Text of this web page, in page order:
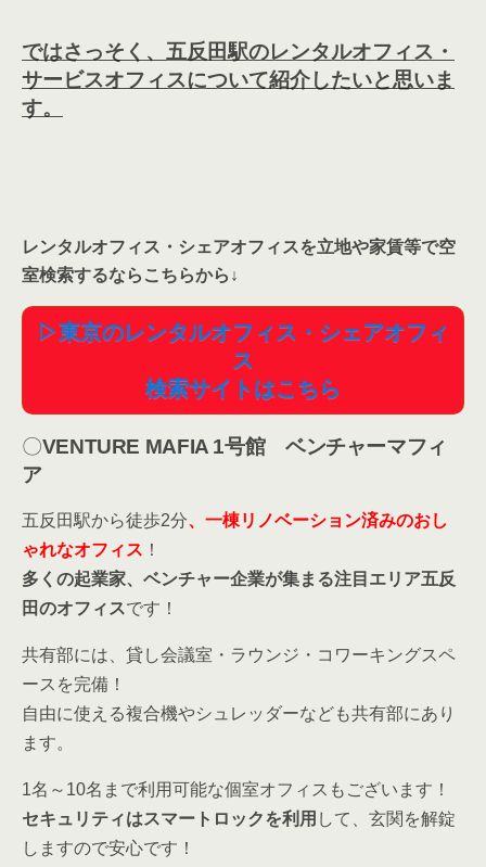
ではさっそく、五反田駅のレンタルオフィス・
サービスオフィスについて紹介したいと思いま
す。
レンタルオフィス・シェアオフィスを立地や家賃等で空
室検索するならこちらから↓
▷東京のレンタルオフィス・シェアオフィ
ス
検索サイトはこちら
〇VENTURE MAFIA 1号館 ベンチャーマフィ
ア
五反田駅から徒歩2分、一棟リノベーション済みのおし
ゃれなオフィス ！
多くの起業家、ベンチャー企業が集まる注目エリア五反
田のオフィスです！
共有部には、貸し会議室・ラウンジ・コワーキングスペ
ースを完備！
自由に使える複合機やシュレッダーなども共有部にあり
ます。
1名～10名まで利用可能な個室オフィスもございます！
セキュリティはスマートロックを利用 して、玄関を解錠
しますので安心です！